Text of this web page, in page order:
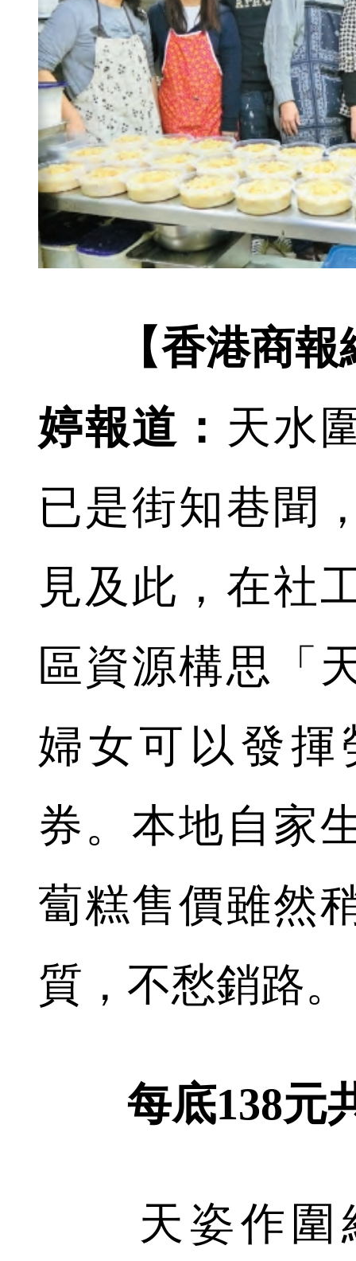
【香港商報
婷報道： 天水
已是街知巷聞
見及此，在社
區資源構思「
婦女可以發
券。本地自家
蔔糕售價雖然
質，不愁銷路。
每底138元
天姿作圍